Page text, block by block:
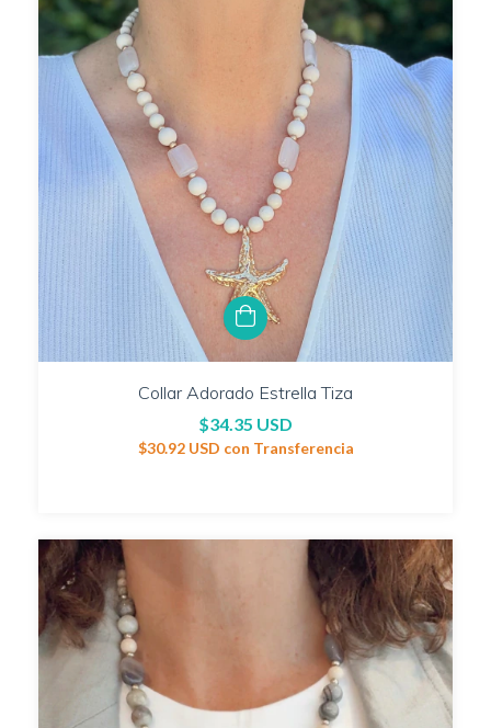
Collar Adorado Estrella Tiza
$34.35 USD
$30.92 USD con Transferencia